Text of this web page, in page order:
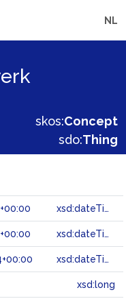
NL
skos:Concept
sdo:Thing
xsd:dateTime
xsd:dateTime
xsd:dateTime
xsd:long